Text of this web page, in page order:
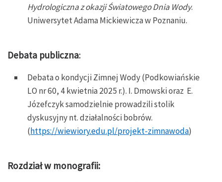
Hydrologiczna z okazji Światowego Dnia Wody.
Uniwersytet Adama Mickiewicza w Poznaniu.
Debata publiczna:
Debata o kondycji Zimnej Wody (Podkowiańskie
LO nr 60, 4 kwietnia 2025 r.). I. Dmowski oraz E.
Józefczyk samodzielnie prowadzili stolik
dyskusyjny nt. działalności bobrów.
(https://wiewiory.edu.pl/projekt-zimnawoda)
Rozdział w monografii: